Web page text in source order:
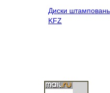
Диски
KFZ